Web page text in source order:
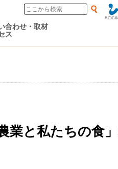
合わせ・取材
ス